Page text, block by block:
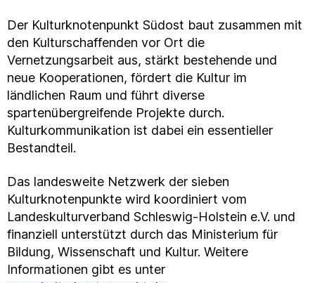
Der Kulturknotenpunkt Südost baut zusammen mit
den Kulturschaffenden vor Ort die
Vernetzungsarbeit aus, stärkt bestehende und
neue Kooperationen, fördert die Kultur im
ländlichen Raum und führt diverse
spartenübergreifende Projekte durch.
Kulturkommunikation ist dabei ein essentieller
Bestandteil.
Das landesweite Netzwerk der sieben
Kulturknotenpunkte wird koordiniert vom
Landeskulturverband Schleswig-Holstein e.V. und
finanziell unterstützt durch das Ministerium für
Bildung, Wissenschaft und Kultur. Weitere
Informationen gibt es unter